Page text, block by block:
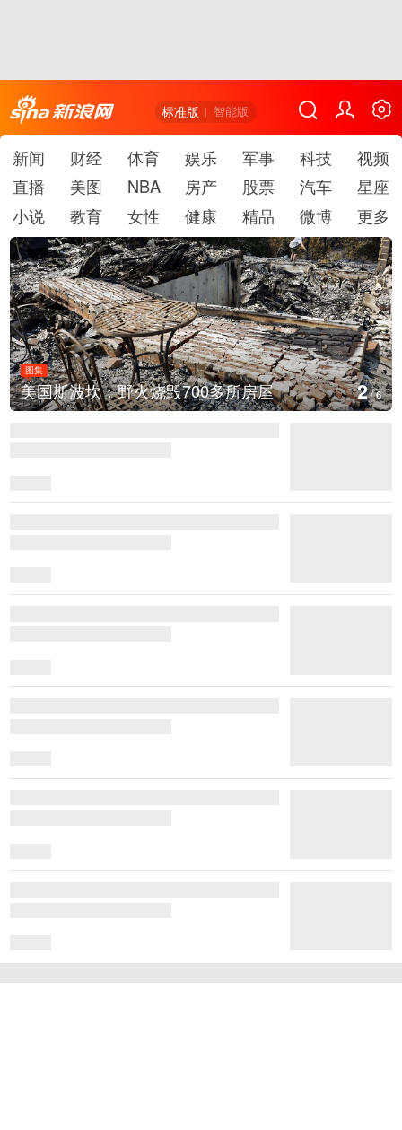
标准版 智能版
新闻 财经 体育 娱乐 军事 科技
视频
直播
美图 NBA 房产 股票 汽车
星座
小说
教育 女性 健康 精品 微博 更多
图集
叙利亚：大马士革发生爆炸 3/6